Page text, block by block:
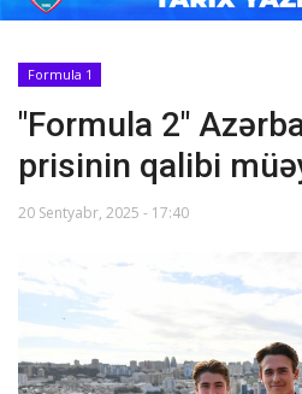
Maraqlı
Əlaqə
Haqqımızda
Dünya futbolu
Hadisə
Olimpiada
Formula 1
"Formula 2"
prisinin qalibi
20 Sentyabr, 2025 - 17:40